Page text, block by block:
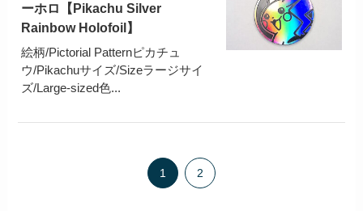
ーホロ【Pikachu Silver
Rainbow Holofoil】
絵柄/Pictorial Patternピカチュ
ウ/Pikachuサイズ/Sizeラージサイ
ズ/Large-sized色...
1 2